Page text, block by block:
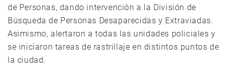
de Personas, dando intervención a la División de
Búsqueda de Personas Desaparecidas y Extraviadas.
Asimismo, alertaron a todas las unidades policiales y
se iniciaron tareas de rastrillaje en distintos puntos de
la ciudad.